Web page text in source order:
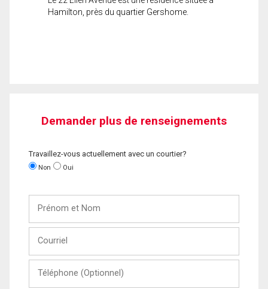
Hamilton, près du quartier Gershome.
Demander plus de renseignements
Travaillez-vous actuellement avec un courtier?
Non Oui
Nom
(Optionnel)